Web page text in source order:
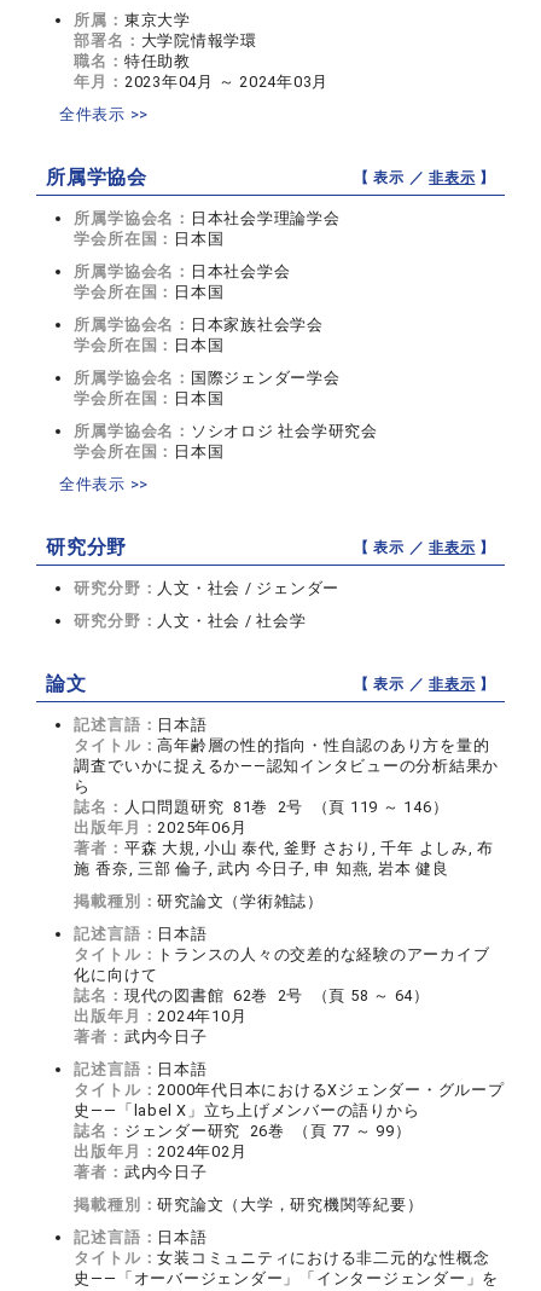
所属： 東京大学
部署名： 大学院情報学環
職名： 特任助教
年月： 2023年04月 ～ 2024年03月
全件表示 >>
所属学協会 【 表示 ／非表示 】
所属学協会名： 日本社会学理論学会
学会所在国： 日本国
所属学協会名： 日本社会学会
学会所在国： 日本国
所属学協会名： 日本家族社会学会
学会所在国： 日本国
所属学協会名： 国際ジェンダー学会
学会所在国： 日本国
所属学協会名： ソシオロジ 社会学研究会
学会所在国： 日本国
全件表示 >>
研究分野 【 表示 ／非表示 】
研究分野： 人文・社会 / ジェンダー
研究分野： 人文・社会 / 社会学
論文 【 表示 ／非表示 】
記述言語： 日本語
タイトル：高年齢層の性的指向・性自認のあり方を量的
調査でいかに捉えるか――認知インタビューの分析結果か
ら
誌名： 人口問題研究 81巻 2号 （頁 119 ～ 146）
出版年月：2025年06月
著者： 平森 大規, 小山 泰代, 釜野 さおり, 千年 よしみ, 布
施 香奈, 三部 倫子, 武内 今日子, 申 知燕, 岩本 健良
掲載種別：研究論文（学術雑誌）
記述言語： 日本語
タイトル： トランスの人々の交差的な経験のアーカイブ
化に向けて
誌名： 現代の図書館 62巻 2号 （頁 58 ～ 64）
出版年月：2024年10月
著者： 武内今日子
記述言語： 日本語
タイトル：2000年代日本におけるXジェンダー・グループ
史――「label X」立ち上げメンバーの語りから
誌名： ジェンダー研究 26巻 （頁 77 ～ 99）
出版年月：2024年02月
著者： 武内今日子
掲載種別：研究論文（大学，研究機関等紀要）
記述言語： 日本語
タイトル：女装コミュニティにおける非二元的な性概念
史――「オーバージェンダー」「インタージェンダー」を